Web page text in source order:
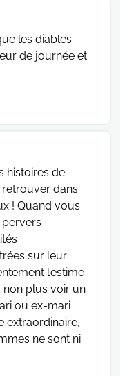
les diables
de journée et
histoires de
dans
! Quand vous
pervers
sur leur
l’estime
non plus voir un
ou ex-mari
extraordinaire,
ne sont ni